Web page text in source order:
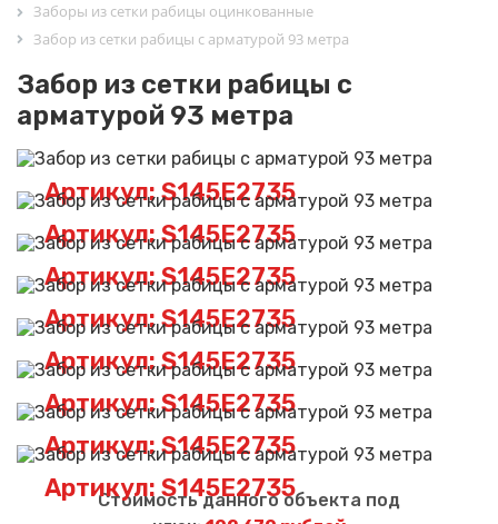
Заборы из сетки рабицы оцинкованные
Забор из сетки рабицы с арматурой 93 метра
Забор из сетки рабицы с
арматурой 93 метра
Артикул: S145E2735
Артикул: S145E2735
Артикул: S145E2735
Артикул: S145E2735
Артикул: S145E2735
Артикул: S145E2735
Артикул: S145E2735
Артикул: S145E2735
Стоимость данного объекта под